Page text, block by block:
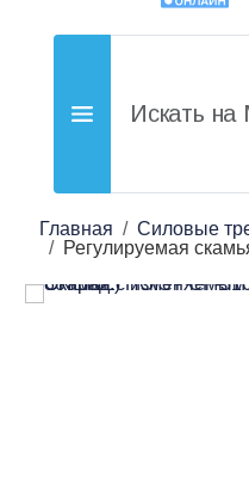
Главная Силовые
Регулируемая